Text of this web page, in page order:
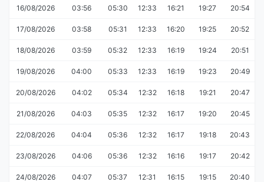
16/08/2026 03:56 05:30 12:33 16:21 19:27 20:54
17/08/2026 03:58 05:31 12:33 16:20 19:25 20:52
18/08/2026 03:59 05:32 12:33 16:19 19:24 20:51
19/08/2026 04:00 05:33 12:33 16:19 19:23 20:49
20/08/2026 04:02 05:34 12:32 16:18 19:21 20:47
21/08/2026 04:03 05:35 12:32 16:17 19:20 20:45
22/08/2026 04:04 05:36 12:32 16:17 19:18 20:43
23/08/2026 04:06 05:36 12:32 16:16 19:17 20:42
24/08/2026 04:07 05:37 12:31 16:15 19:15 20:40